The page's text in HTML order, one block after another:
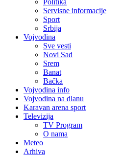
Politika
Servisne informacije
Sport
Srbija
Vojvodina
Sve vesti
Novi Sad
Srem
Banat
Bačka
Vojvodina info
Vojvodina na dlanu
Karavan arena sport
Televizija
TV Program
O nama
Meteo
Arhiva